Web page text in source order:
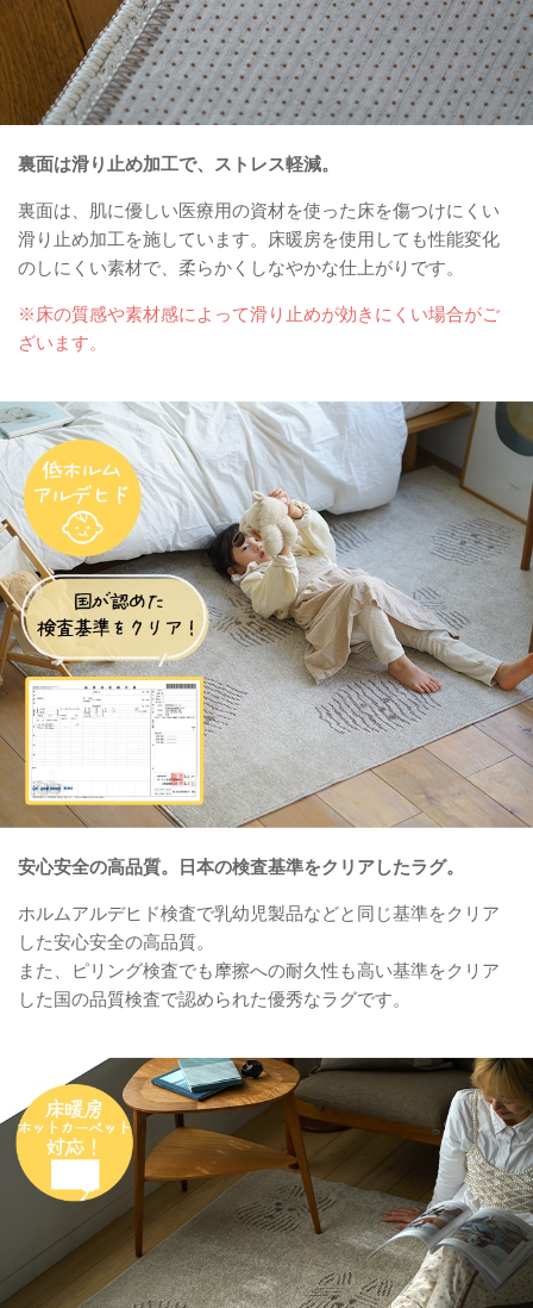
裏面は滑り止め加工で、ストレス軽減。
裏面は、肌に優しい医療用の資材を使った床を傷つけにくい
滑り止め加工を施しています。床暖房を使用しても性能変化
のしにくい素材で、柔らかくしなやかな仕上がりです。
※床の質感や素材感によって滑り止めが効きにくい場合がご
ざいます。
安心安全の高品質。日本の検査基準をクリアしたラグ。
ホルムアルデヒド検査で乳幼児製品などと同じ基準をクリア
した安心安全の高品質。
また、ピリング検査でも摩擦への耐久性も高い基準をクリア
した国の品質検査で認められた優秀なラグです。